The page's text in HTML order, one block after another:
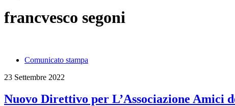
francvesco segoni
Comunicato stampa
23 Settembre 2022
Nuovo Direttivo per L’Associazione Amici